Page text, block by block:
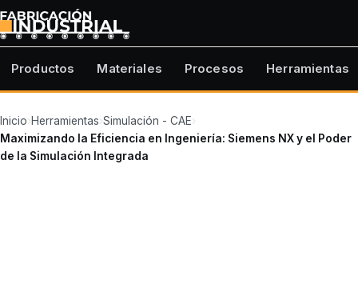
Productos Materiales Procesos Herramientas
Inicio›Herramientas›Simulación - CAE›
Maximizando la Eficiencia en Ingeniería: Siemens NX y el Poder
de la Simulación Integrada